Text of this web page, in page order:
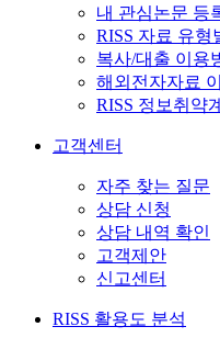
내 관심논문 등
RISS 자료 유형
복사/대출 이용
해외전자자료
RISS 정보취약
고객센터
자주 찾는 질문
상담 신청
상담 내역 확인
고객제안
신고센터
RISS 활용도 분석